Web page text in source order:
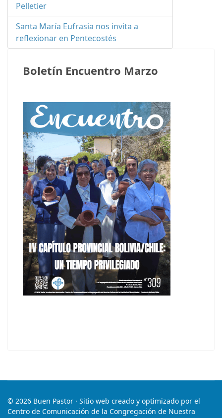
Pelletier
Santa María Eufrasia nos invita a
reflexionar en Pentecostés
Boletín Encuentro Marzo
© 2026 Buen Pastor · Sitio web creado y optimizado por el
Centro de Comunicación de la Congregación de Nuestra